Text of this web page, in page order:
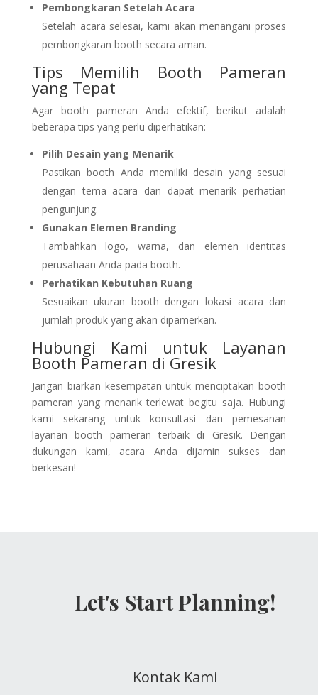
Pembongkaran Setelah Acara
Setelah acara selesai, kami akan menangani proses
pembongkaran booth secara aman.
Tips Memilih Booth Pameran
yang Tepat
Agar booth pameran Anda efektif, berikut adalah
beberapa tips yang perlu diperhatikan:
Pilih Desain yang Menarik
Pastikan booth Anda memiliki desain yang sesuai
dengan tema acara dan dapat menarik perhatian
pengunjung.
Gunakan Elemen Branding
Tambahkan logo, warna, dan elemen identitas
perusahaan Anda pada booth.
Perhatikan Kebutuhan Ruang
Sesuaikan ukuran booth dengan lokasi acara dan
jumlah produk yang akan dipamerkan.
Hubungi Kami untuk Layanan
Booth Pameran di Gresik
Jangan biarkan kesempatan untuk menciptakan booth
pameran yang menarik terlewat begitu saja. Hubungi
kami sekarang untuk konsultasi dan pemesanan
layanan booth pameran terbaik di Gresik. Dengan
dukungan kami, acara Anda dijamin sukses dan
berkesan!
Let's Start Planning!
Kontak Kami